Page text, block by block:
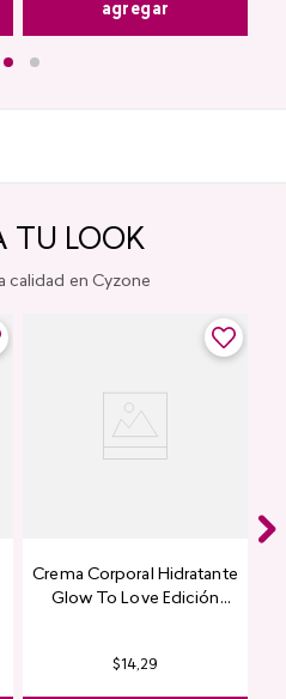
agregar
TU LOOK
calidad en Cyzone
Crema Corporal Hidratante
Glow To Love Edición
$14,29